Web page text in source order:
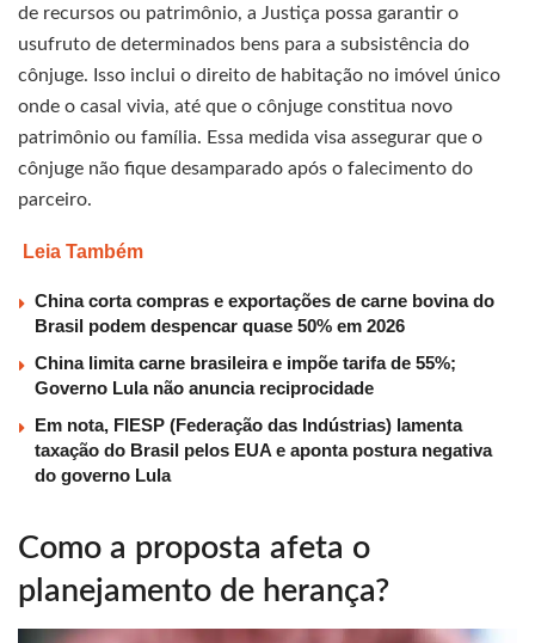
de recursos ou patrimônio, a Justiça possa garantir o
usufruto de determinados bens para a subsistência do
cônjuge. Isso inclui o direito de habitação no imóvel único
onde o casal vivia, até que o cônjuge constitua novo
patrimônio ou família. Essa medida visa assegurar que o
cônjuge não fique desamparado após o falecimento do
parceiro.
Leia Também
China corta compras e exportações de carne bovina do
Brasil podem despencar quase 50% em 2026
China limita carne brasileira e impõe tarifa de 55%;
Governo Lula não anuncia reciprocidade
Em nota, FIESP (Federação das Indústrias) lamenta
taxação do Brasil pelos EUA e aponta postura negativa
do governo Lula
Como a proposta afeta o
planejamento de herança?